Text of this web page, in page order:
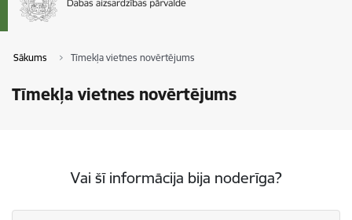
Sākums Tīmekļa vietnes novērtējums
Tīmekļa vietnes novērtējums
Vai šī informācija bija noderīga?